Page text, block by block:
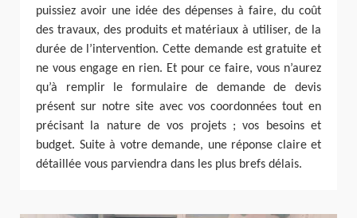
puissiez avoir une idée des dépenses à faire, du coût
des travaux, des produits et matériaux à utiliser, de la
durée de l’intervention. Cette demande est gratuite et
ne vous engage en rien. Et pour ce faire, vous n’aurez
qu’à remplir le formulaire de demande de devis
présent sur notre site avec vos coordonnées tout en
précisant la nature de vos projets ; vos besoins et
budget. Suite à votre demande, une réponse claire et
détaillée vous parviendra dans les plus brefs délais.